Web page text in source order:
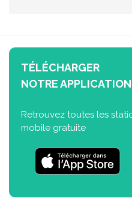
TÉLÉCHARGER
NOTRE APPLICATION
Retrouvez toutes les
mobile gratuite